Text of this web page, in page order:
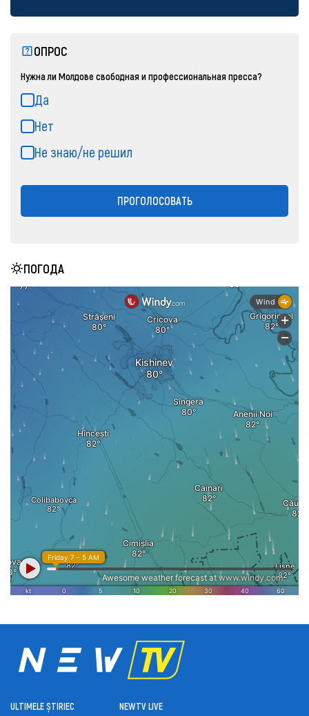
ОПРОС
Нужна ли Молдове свободная и профессиональная пресса?
Да
Нет
Не знаю/не решил
ПРОГОЛОСОВАТЬ
ПОГОДА
ULTIMELE ȘTIRIЕС NEWTV LIVE